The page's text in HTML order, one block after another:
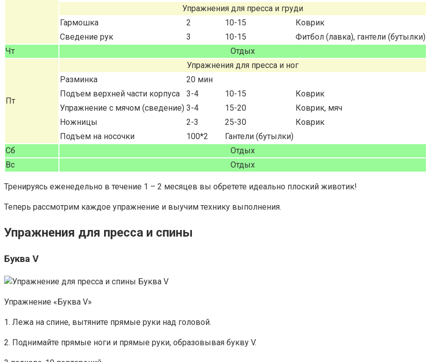
Упражнения для пресса и груди
Гармошка
2 10-15
Коврик
Сведение рук
3 10-15
Фитбол (лавка), гантели (бутылки)
Чт
Отдых
Пт
Упражнения для пресса и ног
Разминка
20 мин
Подъем верхней части корпуса
3-4 10-15
Коврик
Упражнение с мячом (сведение) 3-4 15-20
Коврик, мяч
Ножницы
2-3 25-30
Коврик
Подъем на носочки
100*2
Гантели (бутылки)
Сб
Отдых
Вс
Отдых
Тренируясь еженедельно в течение 1 – 2 месяцев вы обретете идеально плоский животик!
Теперь рассмотрим каждое упражнение и выучим технику выполнения.
Упражнения для пресса и спины
Буква V
Упражнение «Буква V»
1. Лежа на спине, вытяните прямые руки над головой.
2. Поднимайте прямые ноги и прямые руки, образовывая букву V.